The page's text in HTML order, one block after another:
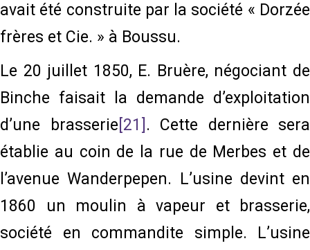
avait été construite par la société « Dorzée
frères et Cie. » à Boussu.
Le 20 juillet 1850, E. Bruère, négociant de
Binche faisait la demande d’exploitation
d’une brasserie [21] . Cette dernière sera
établie au coin de la rue de Merbes et de
l’avenue Wanderpepen. L’usine devint en
1860 un moulin à vapeur et brasserie,
société en commandite simple. L’usine